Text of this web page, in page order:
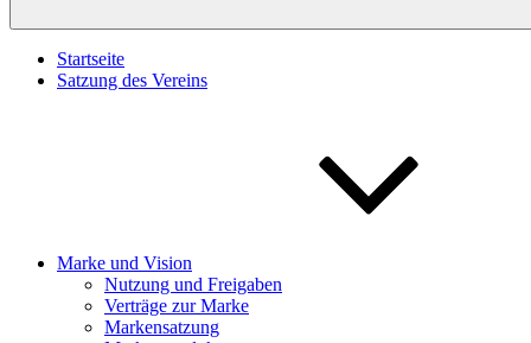
Startseite
Satzung des Vereins
Marke und Vision
Nutzung und Freigaben
Verträge zur Marke
Markensatzung